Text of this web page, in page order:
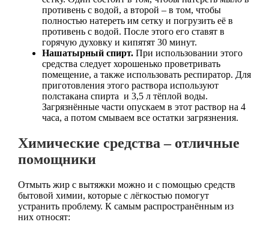
противень с водой, а второй – в том, чтобы
полностью натереть им сетку и погрузить её в
противень с водой. После этого его ставят в
горячую духовку и кипятят 30 минут.
Нашатырный спирт.При использовании этого
средства следует хорошенько проветривать
помещение, а также использовать респиратор. Для
приготовления этого раствора используют
полстакана спирта и 3,5 л тёплой воды.
Загрязнённые части опускаем в этот раствор на 4
часа, а потом смываем все остатки загрязнения.
Химические средства – отличные
помощники
Отмыть жир с вытяжки можно и с помощью средств
бытовой химии, которые с лёгкостью помогут
устранить проблему. К самым распространённым из
них относят: